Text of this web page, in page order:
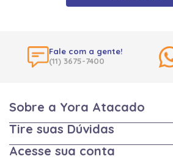
Fale com a gente!
(11) 3675-7400
Sobre a Yora Atacado
Tire suas Dúvidas
Acesse sua conta